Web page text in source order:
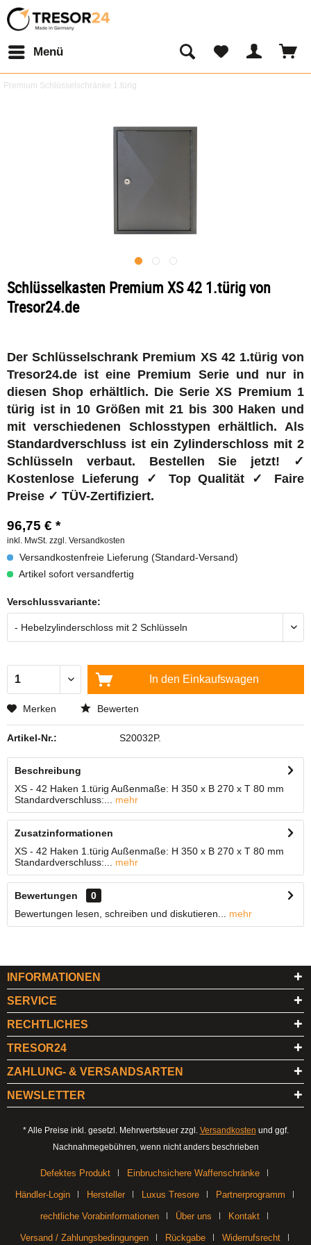
Menü
Premium Schlüsselschränke 1.türig
Schlüsselkasten Premium XS 42 1.türig von
Tresor24.de
Der Schlüsselschrank Premium XS 42 1.türig von
Tresor24.de ist eine Premium Serie und nur in
diesen Shop erhältlich. Die Serie XS Premium 1
türig ist in 10 Größen mit 21 bis 300 Haken und
mit verschiedenen Schlosstypen erhältlich. Als
Standardverschluss ist ein Zylinderschloss mit 2
Schlüsseln verbaut. Bestellen Sie jetzt! ✓
Kostenlose Lieferung ✓ Top Qualität ✓ Faire
Preise ✓ TÜV-Zertifiziert.
96,75 € *
inkl. MwSt. zzgl. Versandkosten
Versandkostenfreie Lieferung (Standard-Versand)
Artikel sofort versandfertig
Verschlussvariante:
In den Einkaufswagen
Merken Bewerten
Artikel-Nr.: S20032P.
Beschreibung
XS - 42 Haken 1.türig Außenmaße: H 350 x B 270 x T 80 mm
Standardverschluss:...
mehr
Zusatzinformationen
XS - 42 Haken 1.türig Außenmaße: H 350 x B 270 x T 80 mm
Standardverschluss:...
mehr
Bewertungen
0
Bewertungen lesen, schreiben und diskutieren...
mehr
INFORMATIONEN
SERVICE
RECHTLICHES
TRESOR24
ZAHLUNG- & VERSANDSARTEN
NEWSLETTER
* Alle Preise inkl. gesetzl. Mehrwertsteuer zzgl. Versandkosten und ggf.
Nachnahmegebühren, wenn nicht anders beschrieben
Defektes Produkt Einbruchsichere Waffenschränke
Händler-Login Hersteller Luxus Tresore Partnerprogramm
rechtliche Vorabinformationen Über uns Kontakt
Versand / Zahlungsbedingungen Rückgabe Widerrufsrecht